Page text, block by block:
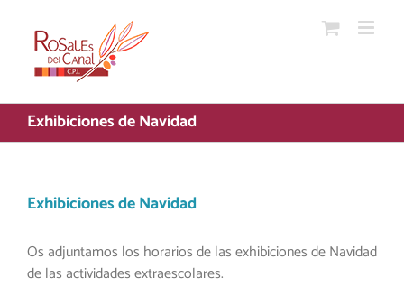
contenido
Exhibiciones de Navidad
Exhibiciones de Navidad
Os adjuntamos los horarios de las exhibiciones de Navidad
de las actividades extraescolares.